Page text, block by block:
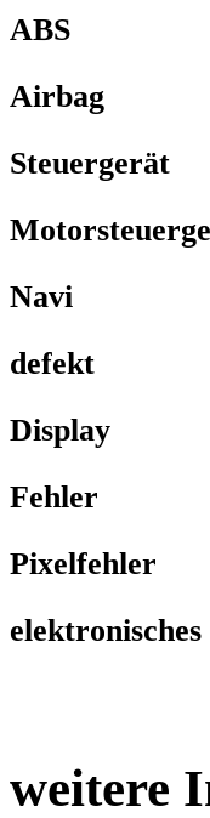
ABS
Airbag
Steuergerät
Navi
defekt
Display
Fehler
Pixelfehler
weitere